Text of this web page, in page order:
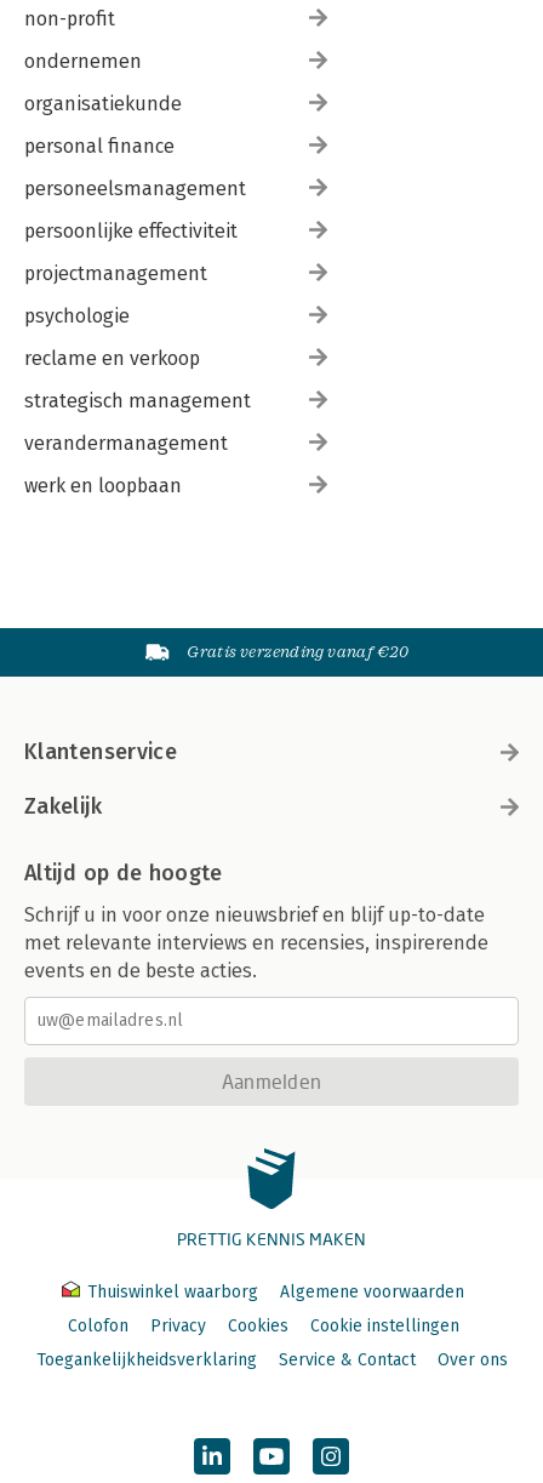
non-profit
ondernemen
organisatiekunde
personal finance
personeelsmanagement
persoonlijke effectiviteit
projectmanagement
psychologie
reclame en verkoop
strategisch management
verandermanagement
werk en loopbaan
Gratis verzending vanaf €20
Klantenservice
Zakelijk
Altijd op de hoogte
Schrijf u in voor onze nieuwsbrief en blijf up-to-date
met relevante interviews en recensies, inspirerende
events en de beste acties.
Aanmelden
PRETTIG KENNIS MAKEN
Thuiswinkel waarborg
Algemene voorwaarden
Colofon
Privacy Cookies
Cookie instellingen
Toegankelijkheidsverklaring
Service & Contact Over ons